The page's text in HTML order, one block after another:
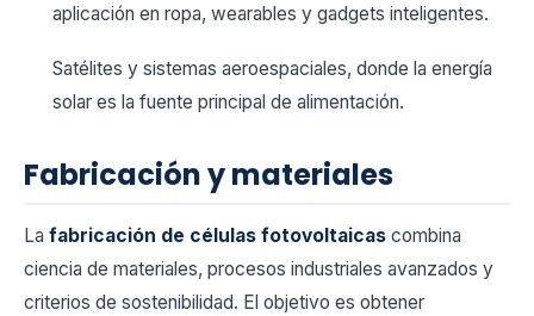
aplicación en ropa, wearables y gadgets inteligentes.
Satélites y sistemas aeroespaciales, donde la energía
solar es la fuente principal de alimentación.
Fabricación y materiales
La fabricación de células fotovoltaicas combina
ciencia de materiales, procesos industriales avanzados y
criterios de sostenibilidad. El objetivo es obtener